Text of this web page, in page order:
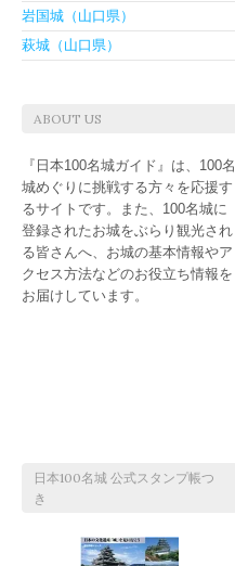
岩国城（山口県）
萩城（山口県）
ABOUT US
『日本100名城ガイド』は、100名
城めぐりに挑戦する方々を応援す
るサイトです。また、100名城に
登録されたお城をぶらり観光され
る皆さんへ、お城の基本情報やア
クセス方法などのお役立ち情報を
お届けしています。
日本100名城 公式スタンプ帳つ
き